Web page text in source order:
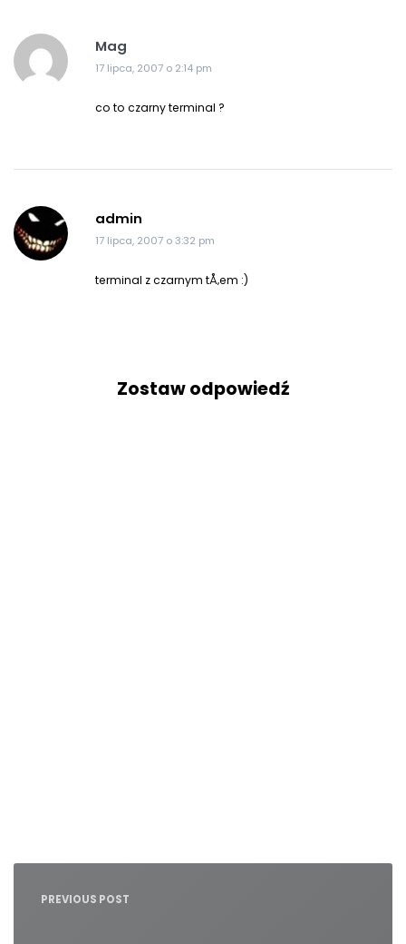
Mag
17 lipca, 2007 o 2:14 pm
co to czarny terminal ?
admin
17 lipca, 2007 o 3:32 pm
terminal z czarnym tÅ‚em :)
Zostaw odpowiedź
Nawigacja
PREVIOUS POST